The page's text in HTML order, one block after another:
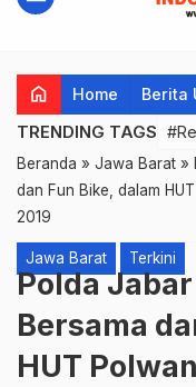
home Home Berita
TRENDING TAGS
Beranda » Jawa Barat »
dan Fun Bike, dalam
2019
Jawa Barat Terkini
Polda
Bersama
HUT